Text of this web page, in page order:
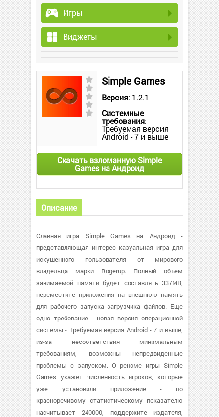
Игры
Виджеты
Simple Games
Версия: 1.2.1
Системные
требования:
Требуемая версия
Android - 7 и выше
Скачать взломанную Simple
Games на Андроид
Описание
Славная игра Simple Games на Андроид -
представляющая интерес казуальная игра для
искушенного пользователя от мирового
владельца марки Rogerup. Полный объем
занимаемой памяти будет составлять 337MB,
переместите приложения на внешнюю память
для рабочего запуска загрузчика файлов. Еще
одно требование - новая версия операционной
системы - Требуемая версия Android - 7 и выше,
из-за несоответствия минимальным
требованиям, возможны непредвиденные
проблемы с запуском. О реноме игры Simple
Games укажет численность игроков, которые
уже установили приложение - по
красноречивому статистическому показателю
насчитывает 240000, поддержите издателя,